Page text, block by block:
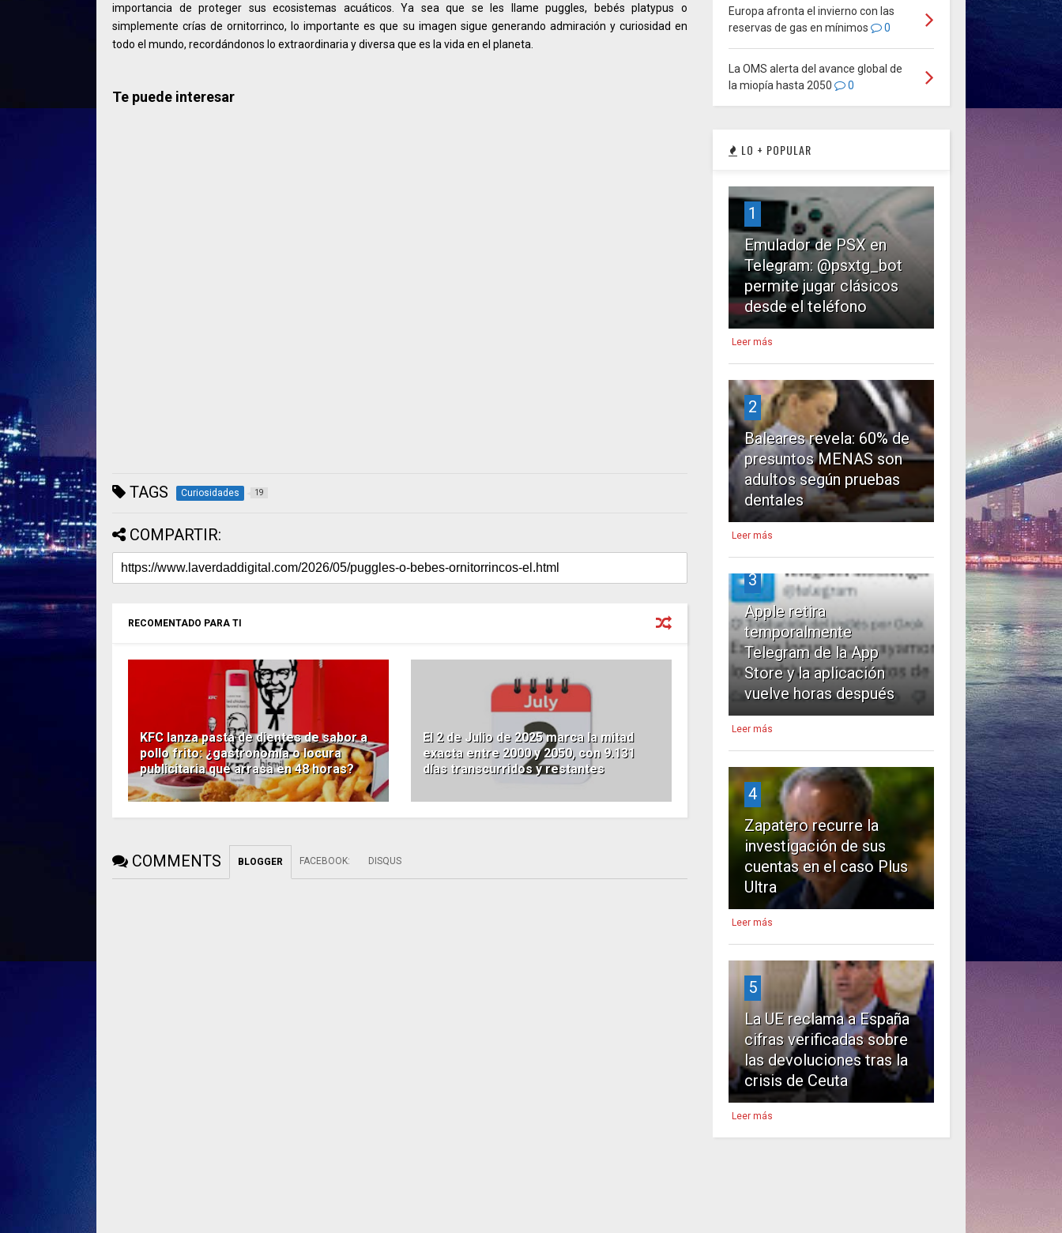
importancia de proteger sus ecosistemas acuáticos. Ya sea que se les llame puggles, bebés platypus o
simplemente crías de ornitorrinco, lo importante es que su imagen sigue generando admiración y curiosidad en
todo el mundo, recordándonos lo extraordinaria y diversa que es la vida en el planeta.
Te puede interesar
TAGS Curiosidades 19
COMPARTIR:
RECOMENTADO PARA TI
KFC lanza pasta de dientes de sabor a
pollo frito: ¿gastronomía o locura
publicitaria que arrasa en 48 horas?
El 2 de Julio de 2025 marca la mitad
exacta entre 2000 y 2050, con 9.131
días transcurridos y restantes
COMMENTS BLOGGER FACEBOOK: DISQUS
Europa afronta el invierno con las
reservas de gas en mínimos
0
La OMS alerta del avance global de
la miopía hasta 2050
0
LO + POPULAR
1
Emulador de PSX en
Telegram: @psxtg_bot
permite jugar clásicos
desde el teléfono
Leer más
2
Baleares revela: 60% de
presuntos MENAS son
adultos según pruebas
dentales
Leer más
3
Apple retira
temporalmente
Telegram de la App
Store y la aplicación
vuelve horas después
Leer más
4
Zapatero recurre la
investigación de sus
cuentas en el caso Plus
Ultra
Leer más
5
La UE reclama a España
cifras verificadas sobre
las devoluciones tras la
crisis de Ceuta
Leer más